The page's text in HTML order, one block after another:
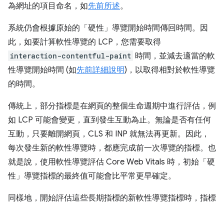
為網址的項目命名，如先前所述。
系統仍會根據原始的「硬性」導覽開始時間傳回時間。因
此，如要計算軟性導覽的 LCP，您需要取得
interaction-contentful-paint 時間，並減去適當的軟
性導覽開始時間 (如先前詳細說明)，以取得相對於軟性導覽
的時間。
傳統上，部分指標是在網頁的整個生命週期中進行評估，例
如 LCP 可能會變更，直到發生互動為止。無論是否有任何
互動，只要離開網頁，CLS 和 INP 就無法再更新。因此，
每次發生新的軟性導覽時，都應完成前一次導覽的指標。也
就是說，使用軟性導覽評估 Core Web Vitals 時，初始「硬
性」導覽指標的最終值可能會比平常更早確定。
同樣地，開始評估這些長期指標的新軟性導覽指標時，指標